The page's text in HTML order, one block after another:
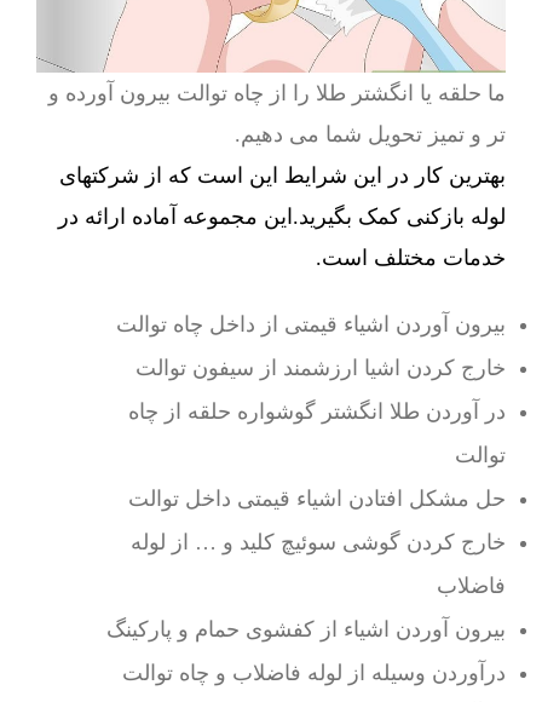
ما حلقه یا انگشتر طلا را از چاه توالت بیرون آورده و
تر و تمیز تحویل شما می دهیم.
بهترین کار در این شرایط این است که از شرکتهای
لوله بازکنی کمک بگیرید.این مجموعه آماده ارائه در
خدمات مختلف است.
بیرون آوردن اشیاء قیمتی از داخل چاه توالت
خارج کردن اشیا ارزشمند از سیفون توالت
در آوردن طلا انگشتر گوشواره حلقه از چاه
توالت
حل مشکل افتادن اشیاء قیمتی داخل توالت
خارج کردن گوشی سوئیچ کلید و … از لوله
فاضلاب
بیرون آوردن اشیاء از کفشوی حمام و پارکینگ
درآوردن وسیله از لوله فاضلاب و چاه توالت